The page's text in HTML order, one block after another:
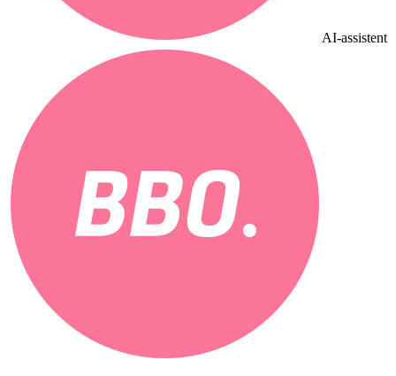
AI-assistent